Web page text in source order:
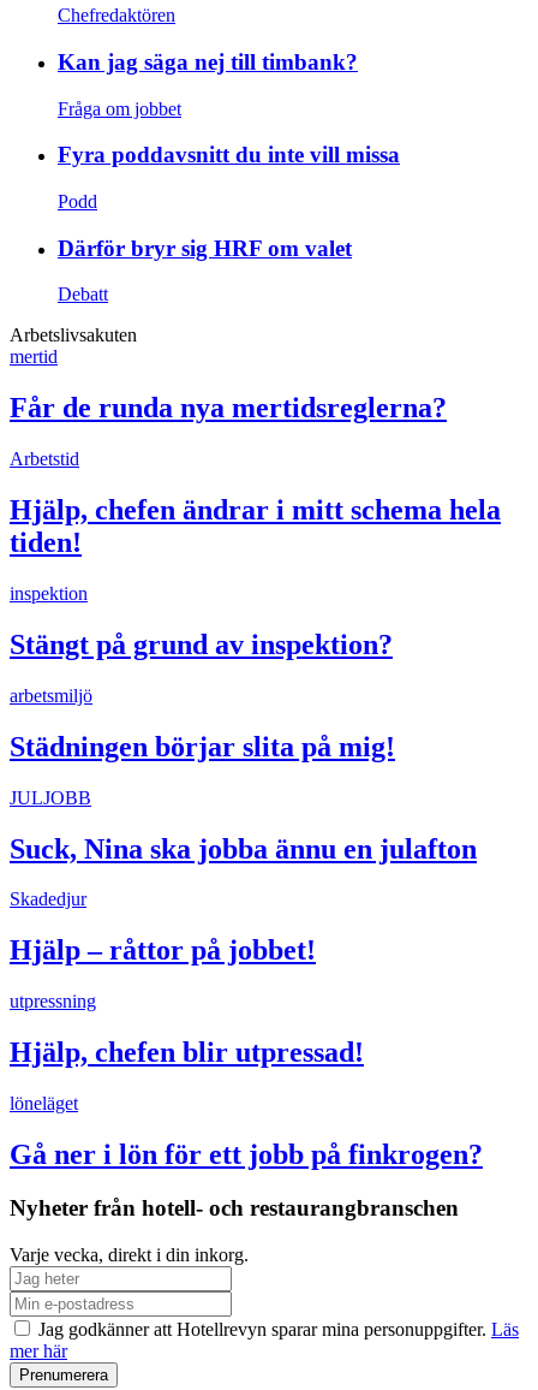
Chefredaktören
Kan jag säga nej till timbank?
Fråga om jobbet
Fyra poddavsnitt du inte vill missa
Podd
Därför bryr sig HRF om valet
Debatt
Arbetslivsakuten
mertid
Får de runda nya mertidsreglerna?
Arbetstid
Hjälp, chefen ändrar i mitt schema hela
tiden!
inspektion
Stängt på grund av inspektion?
arbetsmiljö
Städningen börjar slita på mig!
JULJOBB
Suck, Nina ska jobba ännu en julafton
Skadedjur
Hjälp – råttor på jobbet!
utpressning
Hjälp, chefen blir utpressad!
löneläget
Gå ner i lön för ett jobb på finkrogen?
Nyheter från hotell- och restaurangbranschen
Varje vecka, direkt i din inkorg.
Jag godkänner att Hotellrevyn sparar mina personuppgifter. Läs
mer här